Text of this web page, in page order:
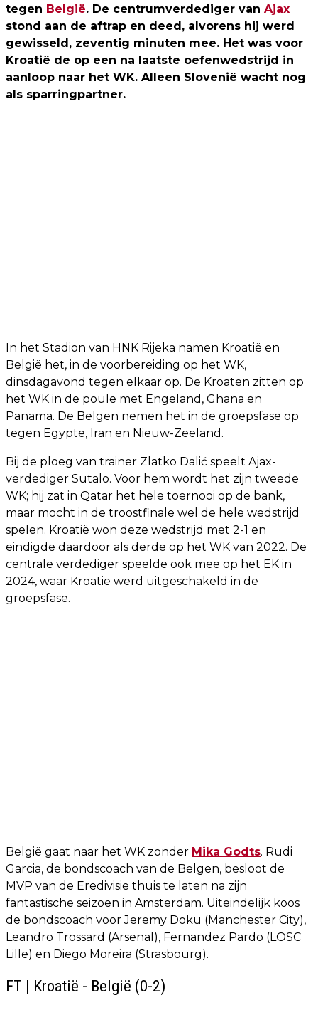
tegen België. De centrumverdediger van Ajax
stond aan de aftrap en deed, alvorens hij werd
gewisseld, zeventig minuten mee. Het was voor
Kroatië de op een na laatste oefenwedstrijd in
aanloop naar het WK. Alleen Slovenië wacht nog
als sparringpartner.
In het Stadion van HNK Rijeka namen Kroatië en
België het, in de voorbereiding op het WK,
dinsdagavond tegen elkaar op. De Kroaten zitten op
het WK in de poule met Engeland, Ghana en
Panama. De Belgen nemen het in de groepsfase op
tegen Egypte, Iran en Nieuw-Zeeland.
Bij de ploeg van trainer Zlatko Dalić speelt Ajax-
verdediger Sutalo. Voor hem wordt het zijn tweede
WK; hij zat in Qatar het hele toernooi op de bank,
maar mocht in de troostfinale wel de hele wedstrijd
spelen. Kroatië won deze wedstrijd met 2-1 en
eindigde daardoor als derde op het WK van 2022. De
centrale verdediger speelde ook mee op het EK in
2024, waar Kroatië werd uitgeschakeld in de
groepsfase.
België gaat naar het WK zonder Mika Godts. Rudi
Garcia, de bondscoach van de Belgen, besloot de
MVP van de Eredivisie thuis te laten na zijn
fantastische seizoen in Amsterdam. Uiteindelijk koos
de bondscoach voor Jeremy Doku (Manchester City),
Leandro Trossard (Arsenal), Fernandez Pardo (LOSC
Lille) en Diego Moreira (Strasbourg).
FT | Kroatië - België (0-2)